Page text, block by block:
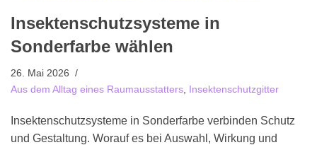
Insektenschutzsysteme in
Sonderfarbe wählen
26. Mai 2026
Aus dem Alltag eines Raumausstatters Insektenschutzgitter
Insektenschutzsysteme in Sonderfarbe verbinden Schutz
und Gestaltung. Worauf es bei Auswahl, Wirkung und